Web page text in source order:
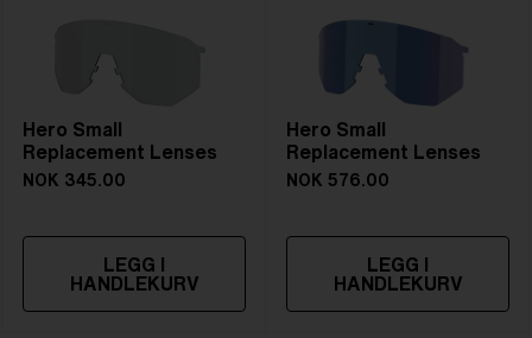
Hero Small
Replacement Lenses
NOK 345.00
LEGG I
HANDLEKURV
Hero Small
Replacement Lenses
NOK 576.00
LEGG I
HANDLEKURV